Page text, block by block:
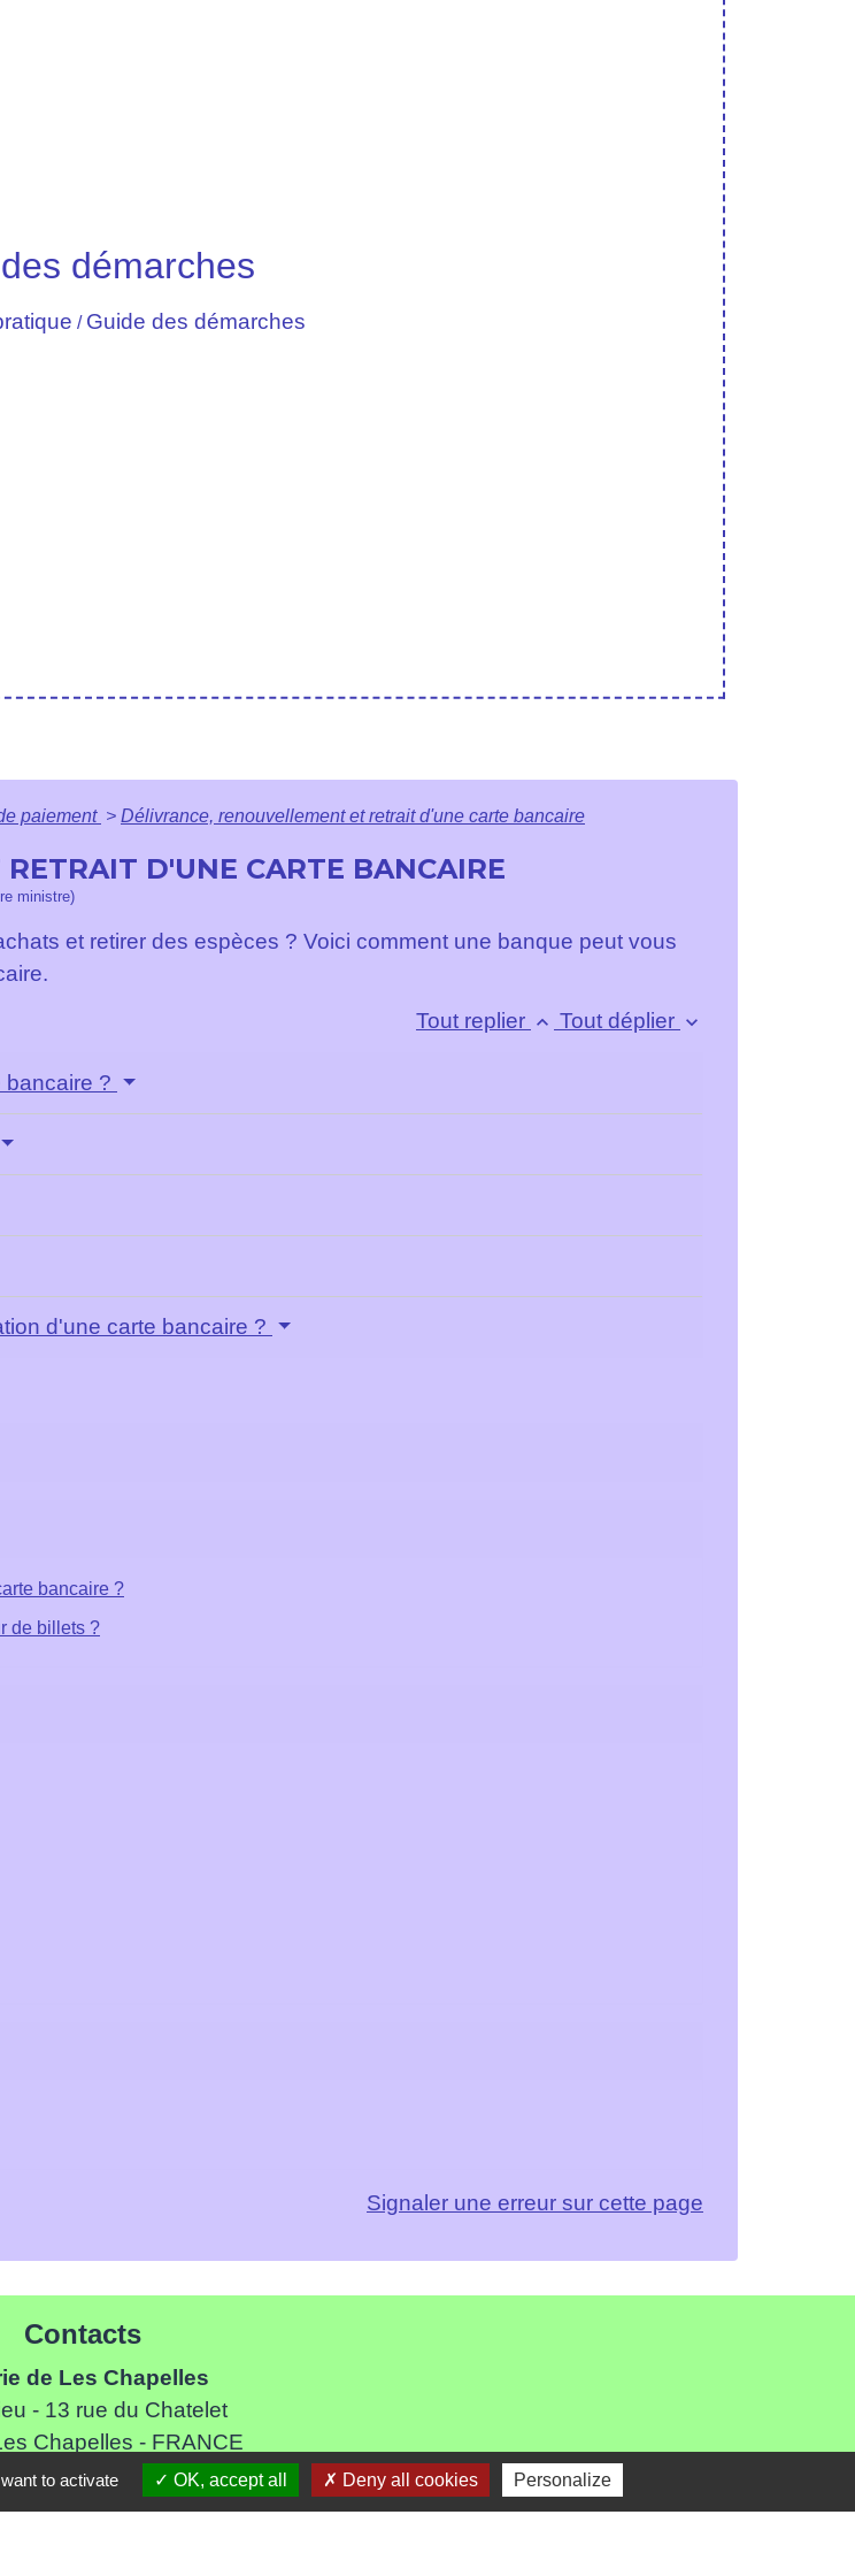
démarches
/ Guide des démarches
paiement > Délivrance, renouvellement et retrait d'une carte bancaire
D'UNE CARTE BANCAIRE
ministre)
et retirer des espèces ? Voici comment une banque peut vous
Tout replier keyboard_arrow_up Tout déplier keyboard_arrow_down
bancaire ?
d'une carte bancaire ?
bancaire ?
de billets ?
Signaler une erreur sur cette page
Contacts
de Les Chapelles
- 13 rue du Chatelet
Chapelles - FRANCE
7 89 22 08 48
par formulaire
to activate OK, accept all Deny all cookies Personalize